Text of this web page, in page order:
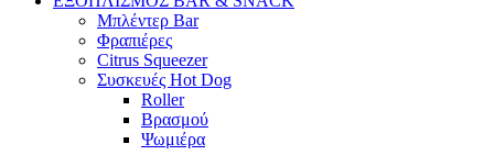
Μπλέντερ Bar
Φραπιέρες
Citrus Squeezer
Συσκευές Hot Dog
Roller
Βρασμού
Ψωμιέρα